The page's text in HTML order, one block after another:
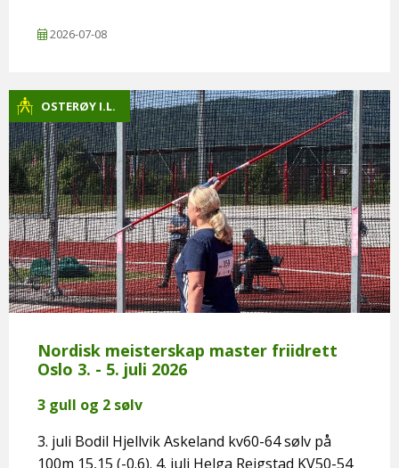
2026-07-08
OSTERØY I.L.
Nordisk meisterskap master friidrett
Oslo 3. - 5. juli 2026
3 gull og 2 sølv
3. juli Bodil Hjellvik Askeland kv60-64 sølv på
100m 15,15 (-0.6). 4. juli Helga Reigstad KV50-54